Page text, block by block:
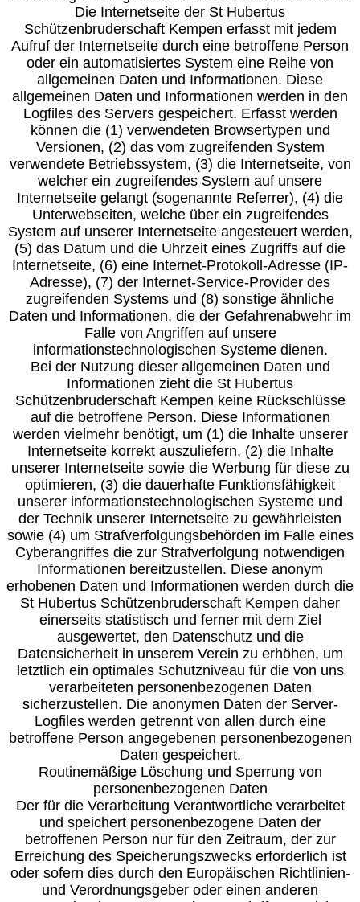
Die Internetseite der St Hubertus
Schützenbruderschaft Kempen erfasst mit jedem
Aufruf der Internetseite durch eine betroffene Person
oder ein automatisiertes System eine Reihe von
allgemeinen Daten und Informationen. Diese
allgemeinen Daten und Informationen werden in den
Logfiles des Servers gespeichert. Erfasst werden
können die (1) verwendeten Browsertypen und
Versionen, (2) das vom zugreifenden System
verwendete Betriebssystem, (3) die Internetseite, von
welcher ein zugreifendes System auf unsere
Internetseite gelangt (sogenannte Referrer), (4) die
Unterwebseiten, welche über ein zugreifendes
System auf unserer Internetseite angesteuert werden,
(5) das Datum und die Uhrzeit eines Zugriffs auf die
Internetseite, (6) eine Internet-Protokoll-Adresse (IP-
Adresse), (7) der Internet-Service-Provider des
zugreifenden Systems und (8) sonstige ähnliche
Daten und Informationen, die der Gefahrenabwehr im
Falle von Angriffen auf unsere
informationstechnologischen Systeme dienen.
Bei der Nutzung dieser allgemeinen Daten und
Informationen zieht die St Hubertus
Schützenbruderschaft Kempen keine Rückschlüsse
auf die betroffene Person. Diese Informationen
werden vielmehr benötigt, um (1) die Inhalte unserer
Internetseite korrekt auszuliefern, (2) die Inhalte
unserer Internetseite sowie die Werbung für diese zu
optimieren, (3) die dauerhafte Funktionsfähigkeit
unserer informationstechnologischen Systeme und
der Technik unserer Internetseite zu gewährleisten
sowie (4) um Strafverfolgungsbehörden im Falle eines
Cyberangriffes die zur Strafverfolgung notwendigen
Informationen bereitzustellen. Diese anonym
erhobenen Daten und Informationen werden durch die
St Hubertus Schützenbruderschaft Kempen daher
einerseits statistisch und ferner mit dem Ziel
ausgewertet, den Datenschutz und die
Datensicherheit in unserem Verein zu erhöhen, um
letztlich ein optimales Schutzniveau für die von uns
verarbeiteten personenbezogenen Daten
sicherzustellen. Die anonymen Daten der Server-
Logfiles werden getrennt von allen durch eine
betroffene Person angegebenen personenbezogenen
Daten gespeichert.
Routinemäßige Löschung und Sperrung von
personenbezogenen Daten
Der für die Verarbeitung Verantwortliche verarbeitet
und speichert personenbezogene Daten der
betroffenen Person nur für den Zeitraum, der zur
Erreichung des Speicherungszwecks erforderlich ist
oder sofern dies durch den Europäischen Richtlinien-
und Verordnungsgeber oder einen anderen